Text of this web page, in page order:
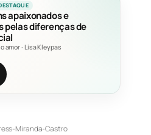
apaixonados e
pelas diferenças de
amor· Lisa Kleypas
Miranda-Castro